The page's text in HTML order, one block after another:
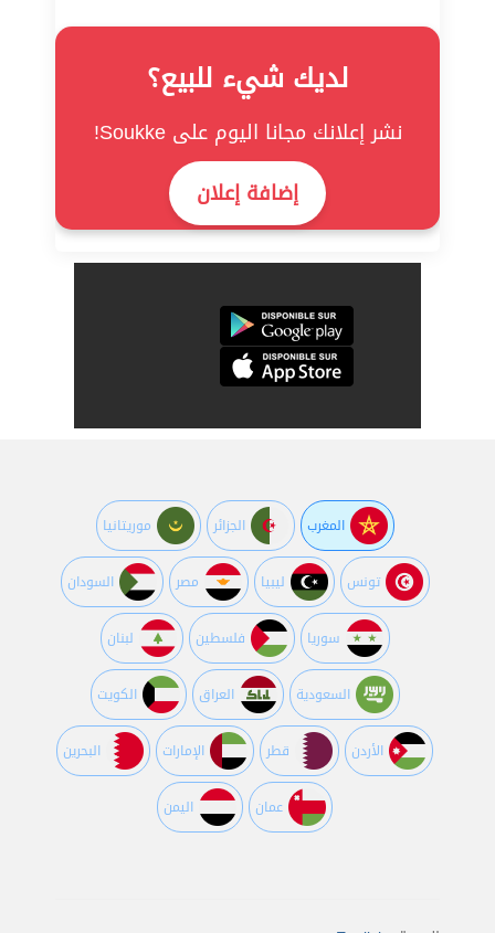
لديك شيء للبيع؟
نشر إعلانك مجانا اليوم على Soukke!
إضافة إعلان
المغرب الجزائر موريتانيا
تونس ليبيا مصر السودان
سوريا فلسطين لبنان
السعودية العراق الكويت
اﻷردن قطر اﻹمارات البحرين
عمان اليمن